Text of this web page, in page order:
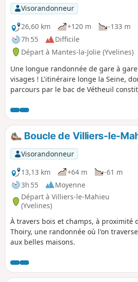
Visorandonneur
26,60 km
+120 m
-133 m
7h 55
Difficile
Départ à Mantes-la-Jolie (Yvelines)
Une longue randonnée de gare à
visages ! L'itinéraire longe la Seine,
parcours par le bac de Vétheuil
de superbes paysages de lande. Un
est également au rendez-vous. N.B.
saisonnier : cette randonnée ne peut
fin de semaine, d'avril à octobre (voir
pratiques).
Boucle de Villiers-le-
Visorandonneur
13,13 km
+64 m
-61 m
3h 55
Moyenne
Départ à Villiers-le-Mahieu
(Yvelines)
À travers bois et champs, à proximité
Thoiry, une randonnée où l'on
aux belles maisons.